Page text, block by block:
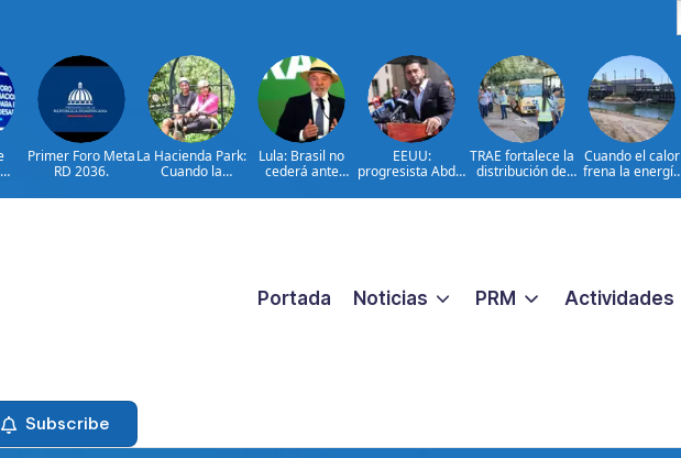
Primer Foro Meta
RD 2036.
La Hacienda Park:
Cuando la
la historia del
Lula: Brasil no
cederá ante
extranjeras
EEUU:
progresista Abdul
primarias en
TRAE fortalece la
distribución de
todo el país de
Cuando el calor
frena la energía
Europa
Portada Noticias PRM Actividades
Subscribe